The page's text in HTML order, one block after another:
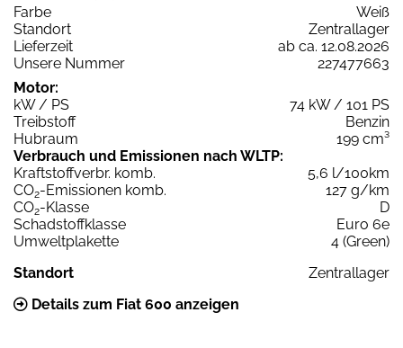
Farbe
Weiß
Standort
Zentrallager
Lieferzeit
ab ca. 12.08.2026
Unsere Nummer
227477663
Motor:
kW / PS
74 kW / 101 PS
Treibstoff
Benzin
Hubraum
199 cm³
Verbrauch und Emissionen nach WLTP:
Kraftstoffverbr. komb.
5,6 l/100km
CO2-Emissionen komb.
127 g/km
CO2-Klasse
D
Schadstoffklasse
Euro 6e
Umweltplakette
4 (Green)
Standort
Zentrallager
Details zum Fiat 600 anzeigen